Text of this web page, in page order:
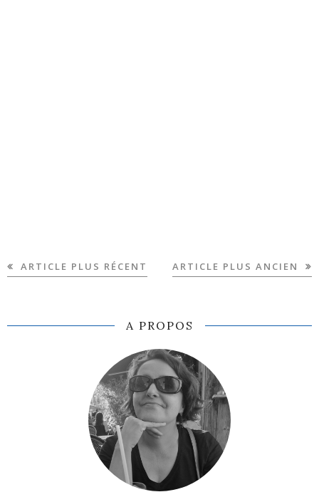
ARTICLE PLUS RÉCENT ARTICLE PLUS ANCIEN
A PROPOS